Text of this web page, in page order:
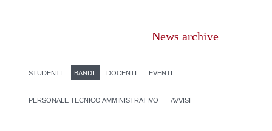
News archive
STUDENTI BANDI DOCENTI EVENTI
PERSONALE TECNICO AMMINISTRATIVO AVVISI